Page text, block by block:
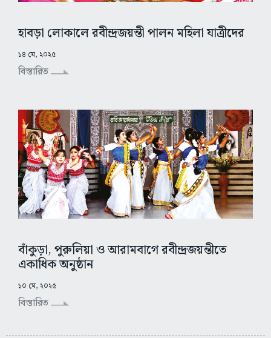
হাবড়া লোকালে রবীন্দ্রজয়ন্তী পালন মহিলা যাত্রীদের
১৪ মে, ২০২৫
বিস্তারিত
বাঁকুড়া, পুরুলিয়া ও আরামবাগে রবীন্দ্রজয়ন্তীতে
একাধিক অনুষ্ঠান
১০ মে, ২০২৫
বিস্তারিত